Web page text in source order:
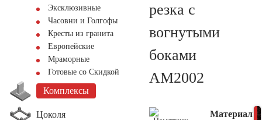
Эксклюзивные
Часовни и Голгофы
Кресты из гранита
Европейские
Мраморные
Готовые со Скидкой
Комплексы
Цоколя
резка с
вогнутыми
боками
AM2002
Материал